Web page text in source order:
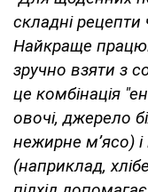
складні рецепти
Найкраще
зручно взяти з
це комбінація
овочі, джерело
нежирне мʼясо)
(наприклад,